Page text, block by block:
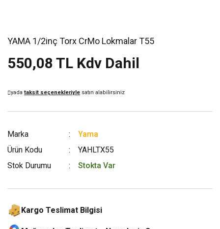
YAMA 1/2inç Torx CrMo Lokmalar T55
550,08 TL Kdv Dahil
yada taksit seçenekleriyle satın alabilirsiniz
Marka
Yama
Ürün Kodu
YAHLTX55
Stok Durumu
Stokta Var
Kargo Teslimat Bilgisi